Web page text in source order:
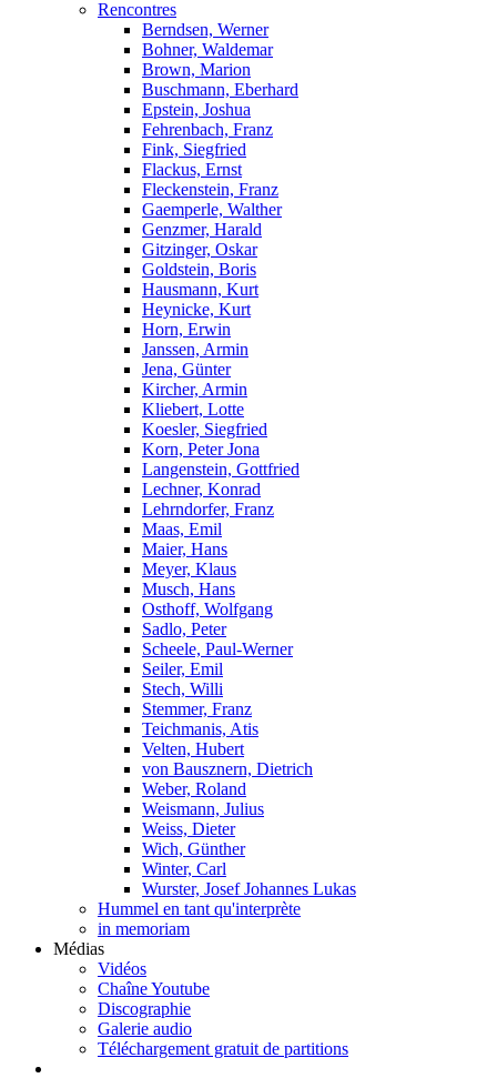
Rencontres
Berndsen, Werner
Bohner, Waldemar
Brown, Marion
Buschmann, Eberhard
Epstein, Joshua
Fehrenbach, Franz
Fink, Siegfried
Flackus, Ernst
Fleckenstein, Franz
Gaemperle, Walther
Genzmer, Harald
Gitzinger, Oskar
Goldstein, Boris
Hausmann, Kurt
Heynicke, Kurt
Horn, Erwin
Janssen, Armin
Jena, Günter
Kircher, Armin
Kliebert, Lotte
Koesler, Siegfried
Korn, Peter Jona
Langenstein, Gottfried
Lechner, Konrad
Lehrndorfer, Franz
Maas, Emil
Maier, Hans
Meyer, Klaus
Musch, Hans
Osthoff, Wolfgang
Sadlo, Peter
Scheele, Paul-Werner
Seiler, Emil
Stech, Willi
Stemmer, Franz
Teichmanis, Atis
Velten, Hubert
von Bausznern, Dietrich
Weber, Roland
Weismann, Julius
Weiss, Dieter
Wich, Günther
Winter, Carl
Wurster, Josef Johannes Lukas
Hummel en tant qu'interprète
in memoriam
Médias
Vidéos
Chaîne Youtube
Discographie
Galerie audio
Téléchargement gratuit de partitions